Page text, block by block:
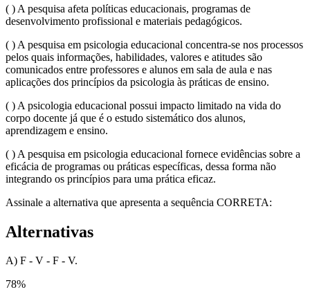
( ) A pesquisa afeta políticas educacionais, programas de
desenvolvimento profissional e materiais pedagógicos.
( ) A pesquisa em psicologia educacional concentra-se nos processos
pelos quais informações, habilidades, valores e atitudes são
comunicados entre professores e alunos em sala de aula e nas
aplicações dos princípios da psicologia às práticas de ensino.
( ) A psicologia educacional possui impacto limitado na vida do
corpo docente já que é o estudo sistemático dos alunos,
aprendizagem e ensino.
( ) A pesquisa em psicologia educacional fornece evidências sobre a
eficácia de programas ou práticas específicas, dessa forma não
integrando os princípios para uma prática eficaz.
Assinale a alternativa que apresenta a sequência CORRETA:
Alternativas
A) F - V - F - V.
78%